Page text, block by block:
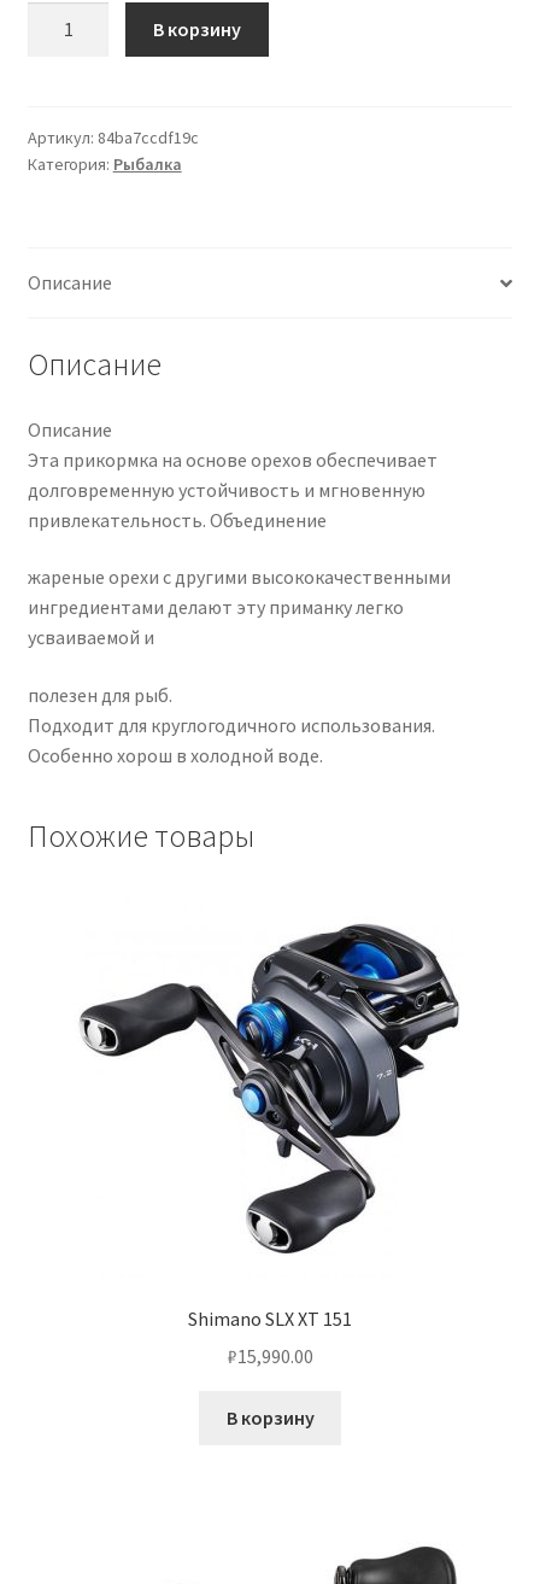
Bait
Range
В корзину
Артикул: 84ba7ccdf19c
Категория: Рыбалка
Описание
Описание
Описание
Эта прикормка на основе орехов обеспечивает
долговременную устойчивость и мгновенную
привлекательность. Объединение
жареные орехи с другими высококачественными
ингредиентами делают эту приманку легко
усваиваемой и
полезен для рыб.
Подходит для круглогодичного использования.
Особенно хорош в холодной воде.
Похожие товары
Shimano SLX XT 151
₽15,990.00
В корзину